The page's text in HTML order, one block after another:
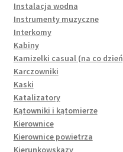
Instalacja wodna
Instrumenty muzyczne
Interkomy
Kabiny
Kamizelki casual (na co
Karczowniki
Kaski
Katalizatory
Kątowniki i kątomierze
Kierownice
Kierownice powietrza